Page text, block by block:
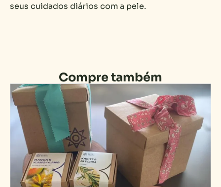
seus cuidados diários com a pele.
Compre também